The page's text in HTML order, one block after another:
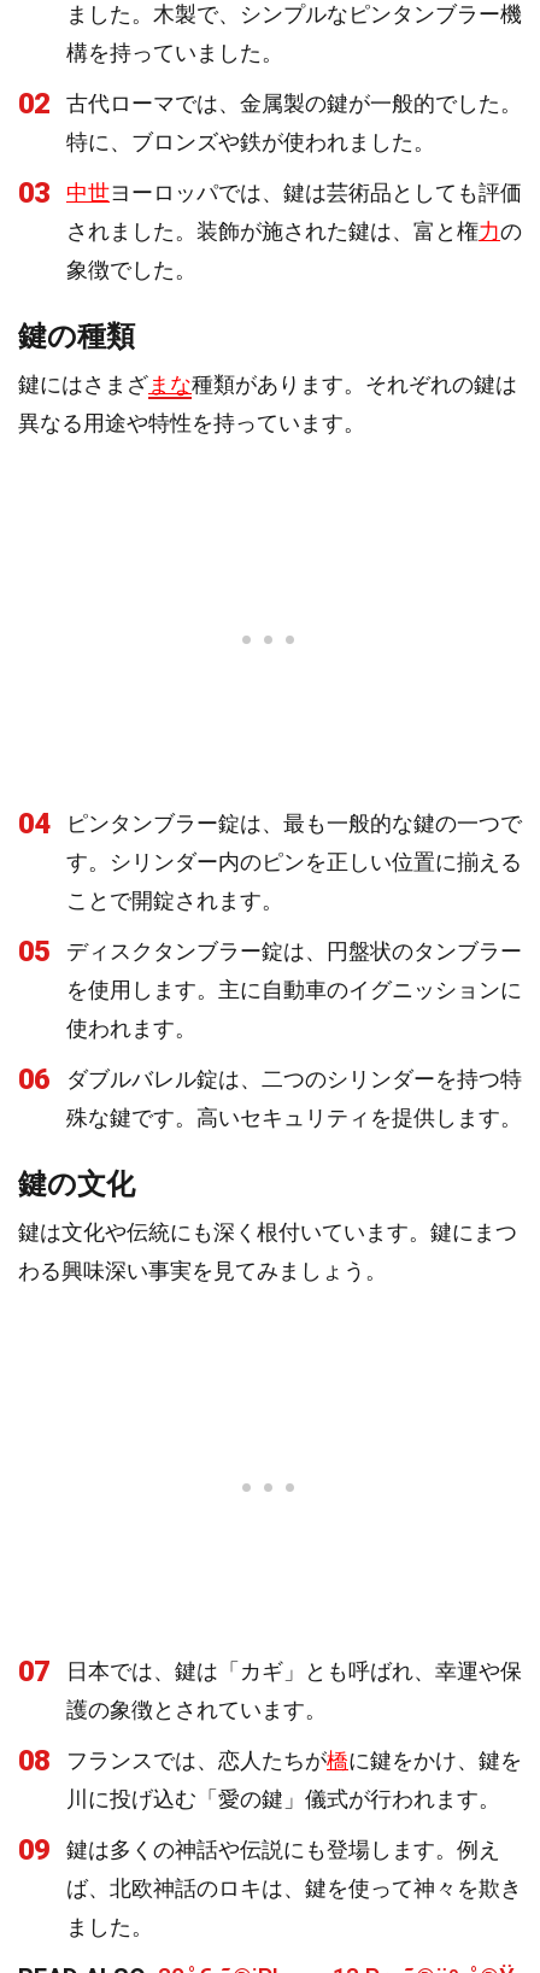
ました。木製で、シンプルなピンタンブラー機
構を持っていました。
02
古代ローマでは、金属製の鍵が一般的でした。
特に、ブロンズや鉄が使われました。
03 中世ヨーロッパでは、鍵は芸術品としても評価
されました。装飾が施された鍵は、富と権力の
象徴でした。
鍵の種類
鍵にはさまざまな種類があります。それぞれの鍵は
異なる用途や特性を持っています。
04
ピンタンブラー錠は、最も一般的な鍵の一つで
す。シリンダー内のピンを正しい位置に揃える
ことで開錠されます。
05
ディスクタンブラー錠は、円盤状のタンブラー
を使用します。主に自動車のイグニッションに
使われます。
06
ダブルバレル錠は、二つのシリンダーを持つ特
殊な鍵です。高いセキュリティを提供します。
鍵の文化
鍵は文化や伝統にも深く根付いています。鍵にまつ
わる興味深い事実を見てみましょう。
07
日本では、鍵は「カギ」とも呼ばれ、幸運や保
護の象徴とされています。
08 フランスでは、恋人たちが橋に鍵をかけ、鍵を
川に投げ込む「愛の鍵」儀式が行われます。
09
鍵は多くの神話や伝説にも登場します。例え
ば、北欧神話のロキは、鍵を使って神々を欺き
ました。